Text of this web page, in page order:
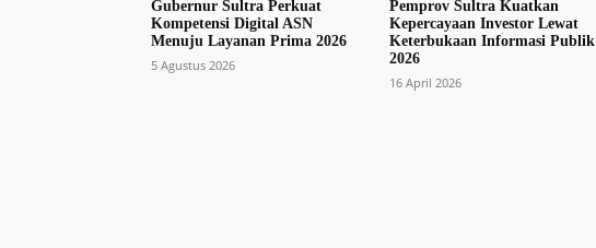
Gubernur Sultra Perkuat
Kompetensi Digital ASN
Menuju Layanan Prima 2026
5 Agustus 2026
Pemprov Sultra Kuatkan
Kepercayaan Investor Lewat
Keterbukaan Informasi Publik
2026
16 April 2026